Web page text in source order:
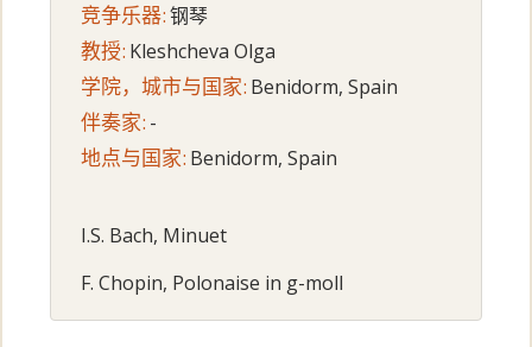
竞争乐器:钢琴
教授: Kleshcheva Olga
学院，城市与国家: Benidorm, Spain
伴奏家: -
地点与国家: Benidorm, Spain
I.S. Bach, Minuet
F. Chopin, Polonaise in g-moll